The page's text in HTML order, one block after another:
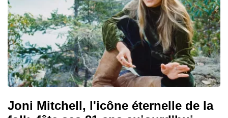
Joni Mitchell, l'icône éternelle de la